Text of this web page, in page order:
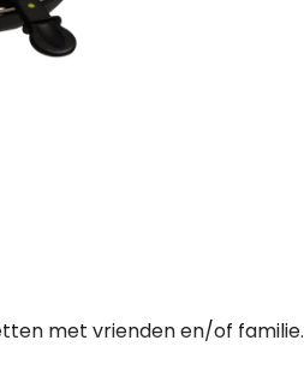
met vrienden en/of familie.